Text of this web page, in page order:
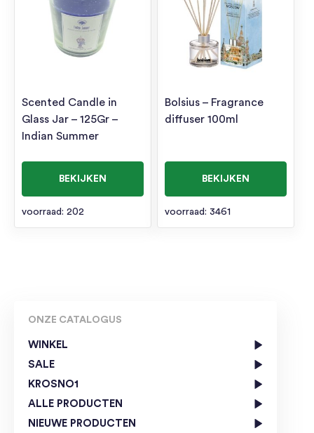
ONZE CATALOGUS
WINKEL
SALE
KROSNO1
ALLE PRODUCTEN
NIEUWE PRODUCTEN
Scented Candle in
Glass Jar – 125Gr –
Indian Summer
BEKIJKEN
voorraad: 202
Bolsius – Fragrance
diffuser 100ml
BEKIJKEN
voorraad: 3461